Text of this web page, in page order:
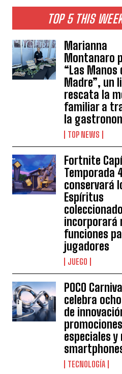
TOP 5 THIS
Marianna
Montanaro
“Las Manos
Madre”, un
rescata la
familiar a
la
TOP NEWS
Fortnite
Temporada
conservará
Espíritus
incorporará
funciones
jugadores
JUEGO
POCO
celebra
de
promociones
especiales y
TECNOLOGÍA